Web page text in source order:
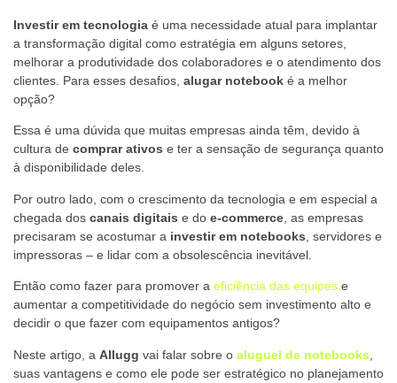
Investir em tecnologia é uma necessidade atual para implantar
a transformação digital como estratégia em alguns setores,
melhorar a produtividade dos colaboradores e o atendimento dos
clientes. Para esses desafios, alugar notebook é a melhor
opção?
Essa é uma dúvida que muitas empresas ainda têm, devido à
cultura de comprar ativos e ter a sensação de segurança quanto
à disponibilidade deles.
Por outro lado, com o crescimento da tecnologia e em especial a
chegada dos canais digitais e do e-commerce , as empresas
precisaram se acostumar a investir em notebooks , servidores e
impressoras – e lidar com a obsolescência inevitável.
Então como fazer para promover a eficiência das equipes e
aumentar a competitividade do negócio sem investimento alto e
decidir o que fazer com equipamentos antigos?
Neste artigo, a Allugg vai falar sobre o aluguel de notebooks
suas vantagens e como ele pode ser estratégico no planejamento